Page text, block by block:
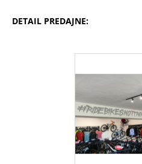
DETAIL PREDAJNE: